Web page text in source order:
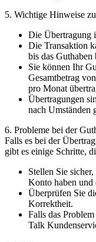
5. Wichtige Hinweise
Die Übertragung
Die Transaktion
bis das
Sie können Ihr
Gesamtbetrag
pro Monat
Übertragungen
nach Umständen
6. Probleme bei der
Falls es bei der
gibt es einige Schritte,
Stellen Sie
Konto haben und
Überprüfen Sie
Korrektheit.
Falls das
Talk